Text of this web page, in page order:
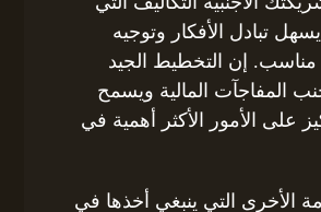
يسهل تبادل الأفكار وتوجيه
مناسب. إن التخطيط الجيد
المفاجآت المالية ويسمح
على الأمور الأكثر أهمية في
الأخرى التي ينبغي أخذها في